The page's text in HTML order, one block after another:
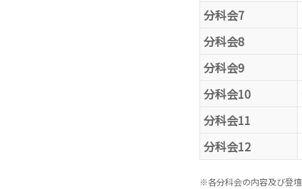
分科会7
分科会8
分科会9
分科会10
分科会11
分科会12
※各分科会の内容及び登